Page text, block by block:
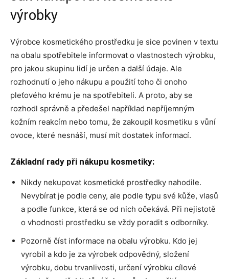
výrobky
Výrobce kosmetického prostředku je sice povinen v textu
na obalu spotřebitele informovat o vlastnostech výrobku,
pro jakou skupinu lidí je určen a další údaje. Ale
rozhodnutí o jeho nákupu a použití toho či onoho
pleťového krému je na spotřebiteli. A proto, aby se
rozhodl správně a předešel například nepříjemným
kožním reakcím nebo tomu, že zakoupil kosmetiku s vůní
ovoce, které nesnáší, musí mít dostatek informací.
Základní rady při nákupu kosmetiky:
Nikdy nekupovat kosmetické prostředky nahodile.
Nevybírat je podle ceny, ale podle typu své kůže, vlasů
a podle funkce, která se od nich očekává. Při nejistotě
o vhodnosti prostředku se vždy poradit s odborníky.
Pozorně číst informace na obalu výrobku. Kdo jej
vyrobil a kdo je za výrobek odpovědný, složení
výrobku, dobu trvanlivosti, určení výrobku cílové